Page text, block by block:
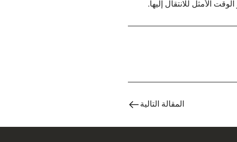
الأمثل للانتقال إليها.
المقالة التالية